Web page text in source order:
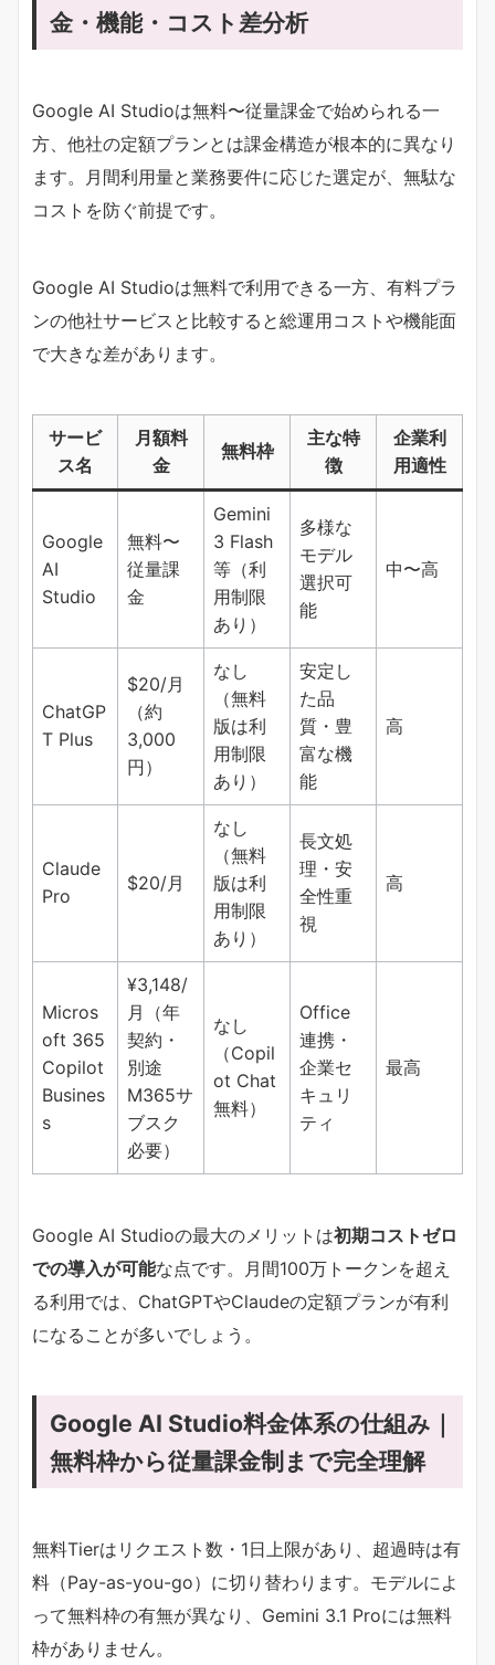
金・機能・コスト差分析
Google AI Studioは無料〜従量課金で始められる一
方、他社の定額プランとは課金構造が根本的に異なり
ます。月間利用量と業務要件に応じた選定が、無駄な
コストを防ぐ前提です。
Google AI Studioは無料で利用できる一方、有料プラ
ンの他社サービスと比較すると総運用コストや機能面
で大きな差があります。
サービ
ス名
月額料
金
無料枠
主な特
徴
企業利
用適性
Google
AI
Studio
無料〜
従量課
金
Gemini
3 Flash
等（利
用制限
あり）
多様な
モデル
選択可
能
中〜高
ChatGP
T Plus
$20/月
（約
3,000
円）
なし
（無料
版は利
用制限
あり）
安定し
た品
質・豊
富な機
能
高
Claude
Pro
$20/月
なし
（無料
版は利
用制限
あり）
長文処
理・安
全性重
視
高
Micros
oft 365
Copilot
Busines
s
¥3,148/
月（年
契約・
別途
M365サ
ブスク
必要）
なし
（Copil
ot Chat
無料）
Office
連携・
企業セ
キュリ
ティ
最高
Google AI Studioの最大のメリットは​​初期コストゼロ
での導入が可能​​な点です。月間100万トークンを超え
る利用では、ChatGPTやClaudeの定額プランが有利
になることが多いでしょう。
Google AI Studio料金体系の仕組み｜
無料枠から従量課金制まで完全理解
無料Tierはリクエスト数・1日上限があり、超過時は有
料（Pay-as-you-go）に切り替わります。モデルによ
って無料枠の有無が異なり、Gemini 3.1 Proには無料
枠がありません。